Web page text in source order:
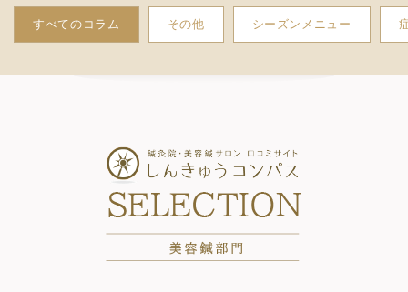
すべてのコラム その他 シーズンメニュー